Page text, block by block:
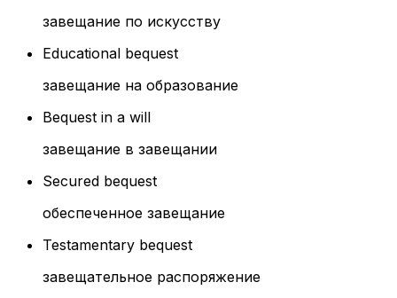
завещание по искусству
Educational bequest
завещание на образование
Bequest in a will
завещание в завещании
Secured bequest
обеспеченное завещание
Testamentary bequest
завещательное распоряжение